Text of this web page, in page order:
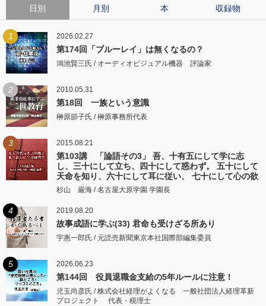
日別 月別 本 収録物
1 2026.02.27
第174回「ブルーレイ」は無くなるの？
鴻池賢三氏 / オーディオビジュアル機器 評論家
2 2010.05.31
第18回 一族という意識
榊原節子氏 / 榊原事務所代表
3 2015.08.21
第103講 「論語その3」 吾、十有五にして学に志
し、三十にして立ち、四十にして惑わず。 五十にして
天命を知り、六十にして耳に従い、 七十にして心の欲
するところに従いて矩をこえず。
杉山 厳海 / 名古屋大原学園 学園長
4 2019.08.20
故事成語に学ぶ(33) 君命も受けざる所あり
宇惠一郎氏 / 元読売新聞東京本社国際部編集委員
5 2026.06.23
第144回 役員退職金支給の5年ルールに注意！
児玉尚彦氏 / 株式会社経理がよくなる 一般社団法人経理革新
プロジェクト 代表・税理士